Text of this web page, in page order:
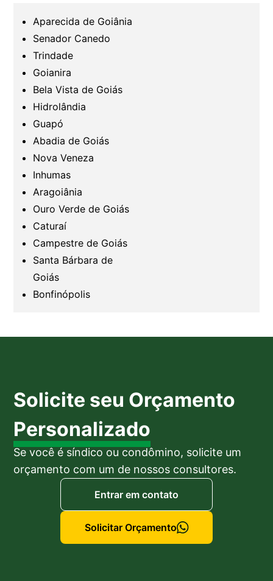
Região Sudoeste
Aparecida de Goiânia
Senador Canedo
Trindade
Goianira
Bela Vista de Goiás
Hidrolândia
Guapó
Abadia de Goiás
Nova Veneza
Inhumas
Aragoiânia
Ouro Verde de Goiás
Caturaí
Campestre de Goiás
Santa Bárbara de
Goiás
Bonfinópolis
Solicite seu Orçamento
Personalizado
Se você é síndico ou condômino, solicite um
orçamento com um de nossos consultores.
Entrar em contato
Solicitar Orçamento